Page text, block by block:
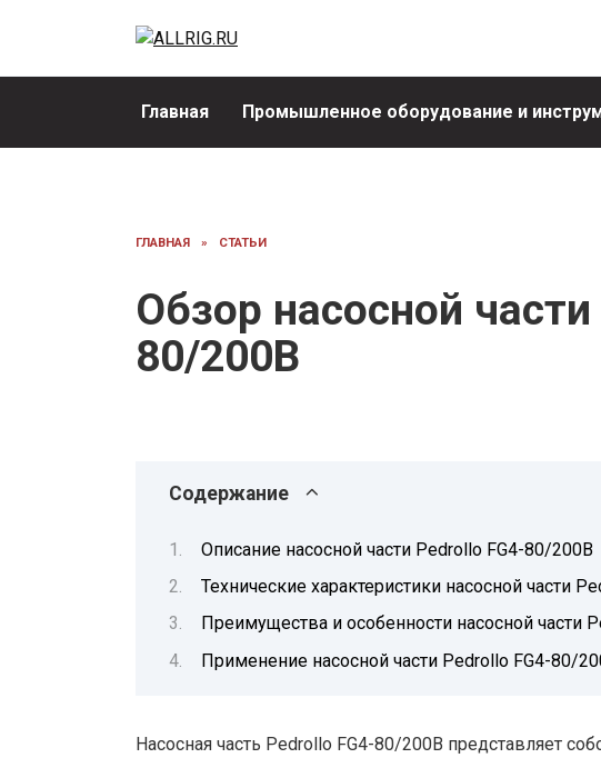
Главная Промышленное оборудование и
ГЛАВНАЯ » СТАТЬИ
Обзор насосной
80/200B
Содержание
Описание насосной части Pedrollo FG4-80/200B
Технические характеристики насосной части
Преимущества и особенности насосной части
Применение насосной части Pedrollo FG4-80/
Насосная часть Pedrollo FG4-80/200B представляет